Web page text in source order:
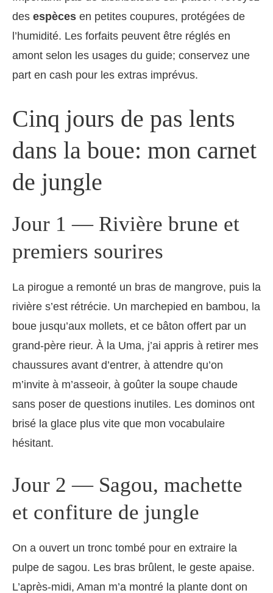
des espèces en petites coupures, protégées de
l’humidité. Les forfaits peuvent être réglés en
amont selon les usages du guide; conservez une
part en cash pour les extras imprévus.
Cinq jours de pas lents
dans la boue: mon carnet
de jungle
Jour 1 — Rivière brune et
premiers sourires
La pirogue a remonté un bras de mangrove, puis la
rivière s’est rétrécie. Un marchepied en bambou, la
boue jusqu’aux mollets, et ce bâton offert par un
grand-père rieur. À la Uma, j’ai appris à retirer mes
chaussures avant d’entrer, à attendre qu’on
m’invite à m’asseoir, à goûter la soupe chaude
sans poser de questions inutiles. Les dominos ont
brisé la glace plus vite que mon vocabulaire
hésitant.
Jour 2 — Sagou, machette
et confiture de jungle
On a ouvert un tronc tombé pour en extraire la
pulpe de sagou. Les bras brûlent, le geste apaise.
L’après-midi, Aman m’a montré la plante dont on